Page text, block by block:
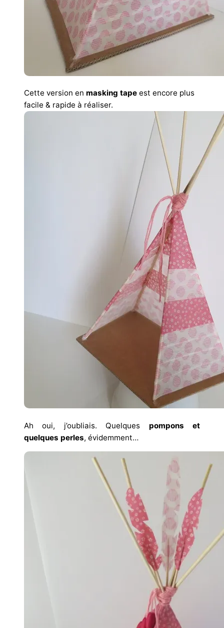
Cette version en masking tape est encore plus
facile & rapide à réaliser.
Ah oui, j’oubliais. Quelques pompons et
quelques perles, évidemment…